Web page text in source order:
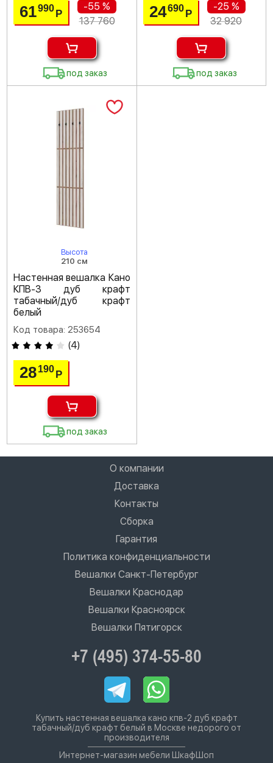
61990 Р
-55 %
137 760
под заказ
24690 Р
-25 %
32 920
под заказ
Высота
210 см
Настенная вешалка Кано
КПВ-3 дуб крафт
табачный/дуб крафт
белый
Код товара: 253654
(4)
28190 Р
под заказ
О компании
Доставка
Контакты
Сборка
Гарантия
Политика конфиденциальности
Вешалки Санкт-Петербург
Вешалки Краснодар
Вешалки Красноярск
Вешалки Пятигорск
+7 (495) 374-55-80
Купить настенная вешалка кано кпв-2 дуб крафт
табачный/дуб крафт белый в Москве недорого от
производителя
Интернет-магазин мебели ШкафШоп